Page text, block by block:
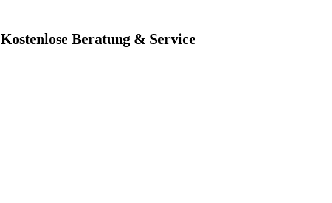
Kostenlose Beratung & Service